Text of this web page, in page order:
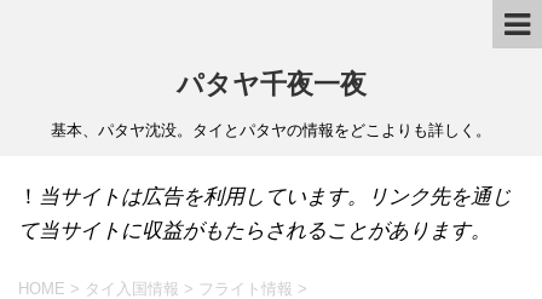
パタヤ千夜一夜
基本、パタヤ沈没。タイとパタヤの情報をどこよりも詳しく。
！ 当サイトは広告を利用しています。リンク先を通じ
て当サイトに収益がもたらされることがあります。
HOME > タイ入国情報 > フライト情報 >